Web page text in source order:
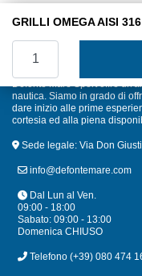
nautica. Siamo in grado di
dare inizio alle prime
cortesia ed alla piena
Sede legale: Via Don
info@defontemare.com
Dal Lun al Ven.
09:00 - 18:00
Sabato: 09:00 - 13:00
Domenica CHIUSO
Telefono (+39) 080 474